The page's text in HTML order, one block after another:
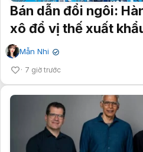
Bán dẫn đổi ngôi:
xô đổ vị thế xuất
Mẫn Nhi ✔
7 giờ trước